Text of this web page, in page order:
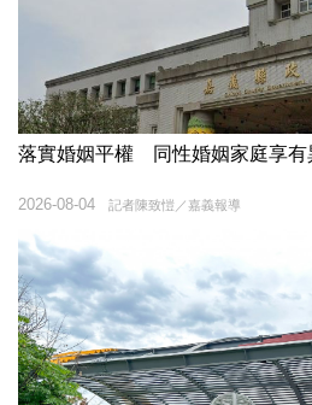
落實婚姻平權 同性婚姻家庭享有
記者陳致愷／嘉義報導
2026-08-04